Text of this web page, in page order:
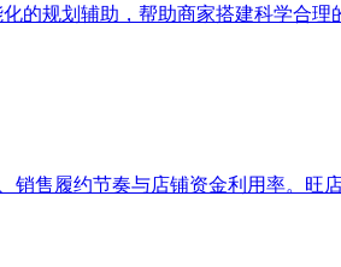
的规划辅助，帮助商家搭建科学合理
售履约节奏与店铺资金利用率。旺